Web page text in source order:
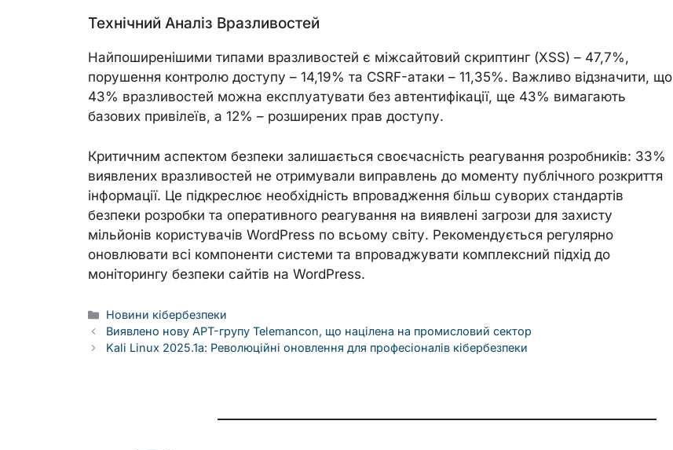
Технічний Аналіз Вразливостей
Найпоширенішими типами вразливостей є міжсайтовий скриптинг (XSS) – 47,7%,
порушення контролю доступу – 14,19% та CSRF-атаки – 11,35%. Важливо відзначити, що
43% вразливостей можна експлуатувати без автентифікації, ще 43% вимагають
базових привілеїв, а 12% – розширених прав доступу.
Критичним аспектом безпеки залишається своєчасність реагування розробників: 33%
виявлених вразливостей не отримували виправлень до моменту публічного розкриття
інформації. Це підкреслює необхідність впровадження більш суворих стандартів
безпеки розробки та оперативного реагування на виявлені загрози для захисту
мільйонів користувачів WordPress по всьому світу. Рекомендується регулярно
оновлювати всі компоненти системи та впроваджувати комплексний підхід до
моніторингу безпеки сайтів на WordPress.
Categories
Новини кібербезпеки
Виявлено нову APT-групу Telemancon, що націлена на промисловий сектор
Kali Linux 2025.1a: Революційні оновлення для професіоналів кібербезпеки